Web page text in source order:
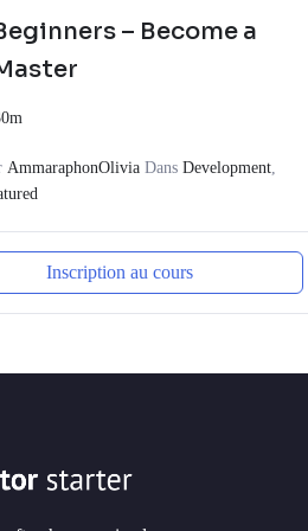
– Become a
AmmaraphonOlivia Dans Development,
Inscription au cours